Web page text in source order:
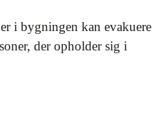
i bygningen kan evakuere
der opholder sig i